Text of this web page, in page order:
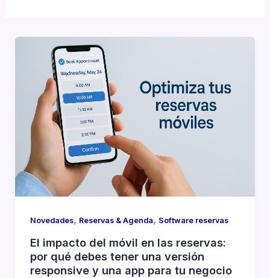
Novedades, Reservas & Agenda, Software reservas
El impacto del móvil en las reservas:
por qué debes tener una versión
responsive y una app para tu negocio